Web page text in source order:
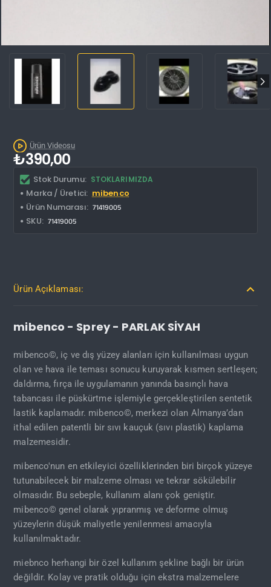
Ürün Videosu
Stok Durumu: STOKLARIMIZDA
Marka / Üretici: mibenco
Ürün Numarası: 71419005
SKU: 71419005
₺390,00
Ürün Açıklaması:
mibenco - Sprey - PARLAK SİYAH
mibenco©, iç ve dış yüzey alanları için kullanılması uygun
olan ve hava ile teması sonucu kuruyarak kısmen sertleşen;
daldırma, fırça ile uygulamanın yanında basınçlı hava
tabancası ile püskürtme işlemiyle gerçekleştirilen sentetik
lastik kaplamadır. mibenco©, merkezi olan Almanya’dan
ithal edilen patentli bir sıvı kauçuk (sıvı plastik) kaplama
malzemesidir.
mibenco'nun en etkileyici özelliklerinden biri birçok yüzeye
tutunabilecek bir malzeme olması ve tekrar sökülebilir
olmasıdır. Bu sebeple, kullanım alanı çok geniştir.
mibenco© genel olarak yıpranmış ve deforme olmuş
yüzeylerin düşük maliyetle yenilenmesi amacıyla
kullanılmaktadır.
miebnco herhangi bir özel kullanım şekline bağlı bir ürün
değildir. Kolay ve pratik olduğu için ekstra malzemelere